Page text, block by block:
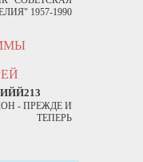
1957-1990
- ПРЕЖДЕ И
ТЕПЕРЬ